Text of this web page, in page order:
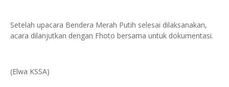
Setelah upacara Bendera Merah Putih selesai dilaksanakan,
acara dilanjutkan dengan Fhoto bersama untuk dokumentasi.
(Elwa KSSA)